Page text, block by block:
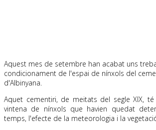
Aquest mes de setembre han acabat uns
condicionament de l'espai de nínxols del
d'Albinyana.
Aquet cementiri, de meitats del segle XIX,
vintena de nínxols que havien quedat
temps, l'efecte de la meteorologia i la